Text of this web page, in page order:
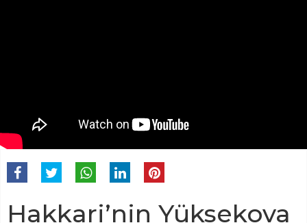
Hakkari’nin Yüksekova